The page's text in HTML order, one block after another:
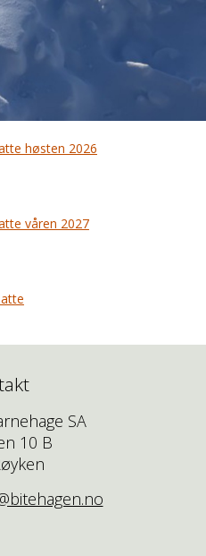
høsten 2026
våren 2027
SA
10 B